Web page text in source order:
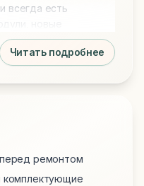
всегда есть
всех моделей.
технически
Читать подробнее
перед ремонтом
комплектующие